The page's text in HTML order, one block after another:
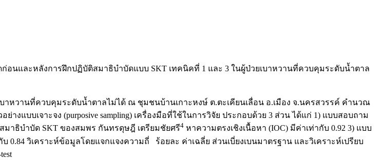
อนและหลังการฝึกปฏิบัติสมาธิบำบัดแบบ SKT เทคนิคที่ 1 และ 3 ในผู้ป่วยเบาหวานที่ควบคุมระดับน้ำตาล
ยเบาหวานที่ควบคุมระดับน้ำตาลไม่ได้ ณ ชุมชนบ้านเกาะหงษ์ ต.ตะเคียนเลื่อน อ.เมือง จ.นครสวรรค์ คำนวณ
แบบเจาะจง (purposive sampling) เครื่องมือที่ใช้ในการวิจัย ประกอบด้วย 3 ส่วน ได้แก่ 1) แบบสอบถาม
าธิบำบัด SKT ของสมพร กันทรดุษฎี เตรียมชัยศรี4 หาความตรงเชิงเนื้อหา (IOC) มีค่าเท่ากับ 0.92 3) แบบ
วิเคราะห์ข้อมูลโดยแจกแจงความถี่ ร้อยละ ค่าเฉลี่ย ส่วนเบี่ยงเบนมาตรฐาน และวิเคราะห์เปรียบ